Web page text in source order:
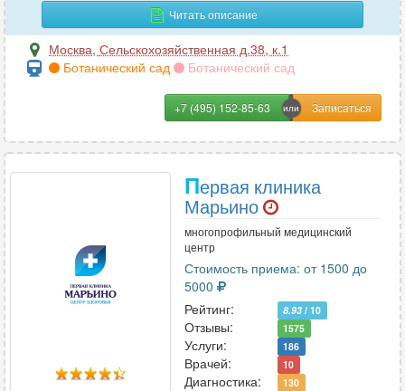
Читать описание
Москва, Сельскохозяйственная д.38, к.1
Ботанический сад
Ботанический сад
+7 (495) 152-85-63
Первая клиника
Марьино
многопрофильный медицинский
центр
Стоимость приема: от 1500 до
5000
Рейтинг:
8.93 / 10
Отзывы: 1575
Услуги: 186
Врачей: 10
Диагностика: 130